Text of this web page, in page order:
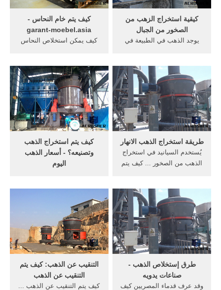
كيف يتم خام النحاس -
garant-moebel.asia
كيف يمكن استخلاص النحاس
كيقية استخراج الزهب من
الصخور من الجبال
يوجد الذهب في الطبيعة في
يتم طرق الذهب ...
كيف يتم استخراج الذهب
وتصنيعه؟ - أسعار الذهب
اليوم
الذهب من ...
طريقة استخراج الذهب الانهار
يُستخدم السيانيد في استخراج
الذهب من الصخور ... كيف يتم
التنقيب عن الذهب: كيف يتم
التنقيب عن الذهب
كيف يتم التنقيب عن الذهب ...
طرق إستخلاص الذهب -
صناعات يدويه
وقد عرف قدماء المصريين كيف